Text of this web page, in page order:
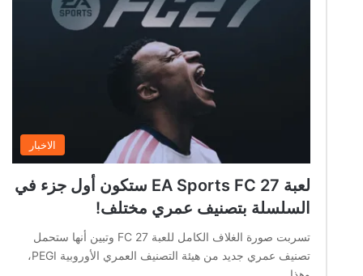
الاخبار
لعبة EA Sports FC 27 ستكون أول جزء في
السلسلة بتصنيف عمري مختلف!
تسربت صورة الغلاف الكامل للعبة FC 27 وتبين أنها ستحمل
تصنيف عمري جديد من هيئة التصنيف العمري الأوروبية PEGI،